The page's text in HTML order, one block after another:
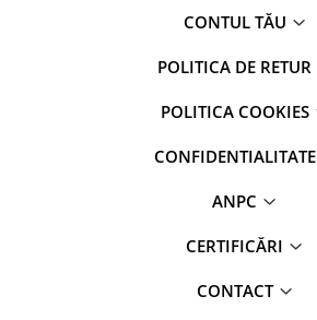
CONTUL TĂU
POLITICA DE RETUR
POLITICA COOKIES
CONFIDENTIALITATE
ANPC
CERTIFICĂRI
CONTACT